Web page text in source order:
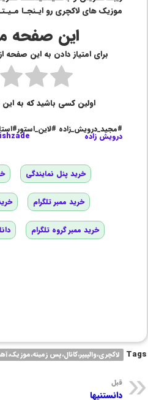
موزیک های لاکچری رو ایـنجـا
این صفحه
برای امتیاز دادن به این صفحه
اولین کسی باشید که به
#مجید_درویش_زاده
درویش زاده
خرید پنل نمایندگی
خرید ممبر تلگرام
خرید ممبر گروه تلگرام
Tags لاکچری،والپیپر،کانال،پس
قبل
دانستنیها